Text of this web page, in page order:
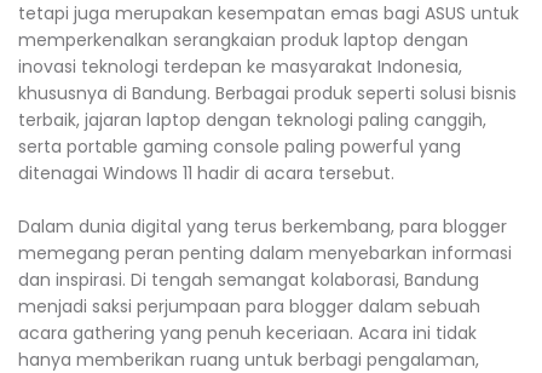
tetapi juga merupakan kesempatan emas bagi ASUS untuk
memperkenalkan serangkaian produk laptop dengan
inovasi teknologi terdepan ke masyarakat Indonesia,
khususnya di Bandung. Berbagai produk seperti solusi bisnis
terbaik, jajaran laptop dengan teknologi paling canggih,
serta portable gaming console paling powerful yang
ditenagai Windows 11 hadir di acara tersebut.
Dalam dunia digital yang terus berkembang, para blogger
memegang peran penting dalam menyebarkan informasi
dan inspirasi. Di tengah semangat kolaborasi, Bandung
menjadi saksi perjumpaan para blogger dalam sebuah
acara gathering yang penuh keceriaan. Acara ini tidak
hanya memberikan ruang untuk berbagi pengalaman,